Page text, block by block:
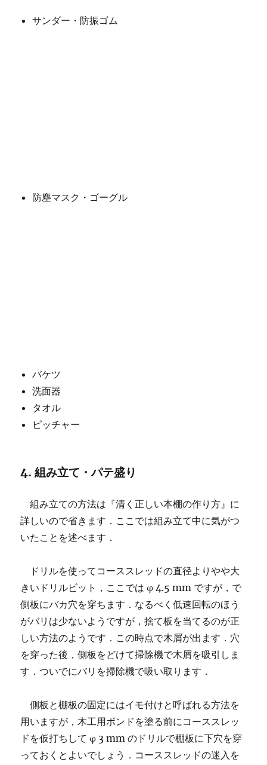
サンダー・防振ゴム
防塵マスク・ゴーグル
バケツ
洗面器
タオル
ピッチャー
4. 組み立て・パテ盛り
組み立ての方法は『清く正しい本棚の作り方』に
詳しいので省きます．ここでは組み立て中に気がつ
いたことを述べます．
ドリルを使ってコーススレッドの直径よりやや大
きいドリルビット，ここでは φ 4.5 mm ですが，で
側板にバカ穴を穿ちます．なるべく低速回転のほう
がバリは少ないようですが，捨て板を当てるのが正
しい方法のようです．この時点で木屑が出ます．穴
を穿った後，側板をどけて掃除機で木屑を吸引しま
す．ついでにバリを掃除機で吸い取ります．
側板と棚板の固定にはイモ付けと呼ばれる方法を
用いますが，木工用ボンドを塗る前にコーススレッ
ドを仮打ちして φ 3 mm のドリルで棚板に下穴を穿
っておくとよいでしょう．コーススレッドの迷入を